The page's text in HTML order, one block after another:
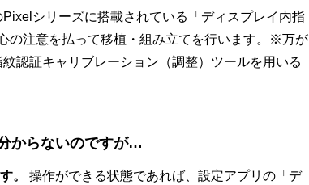
Pixelシリーズに搭載されている「ディスプレイ内指
の注意を払って移植・組み立てを行います。※万が
認証キャリブレーション（調整）ツールを用いる
からないのですが…
。
操作ができる状態であれば、設定アプリの「デ